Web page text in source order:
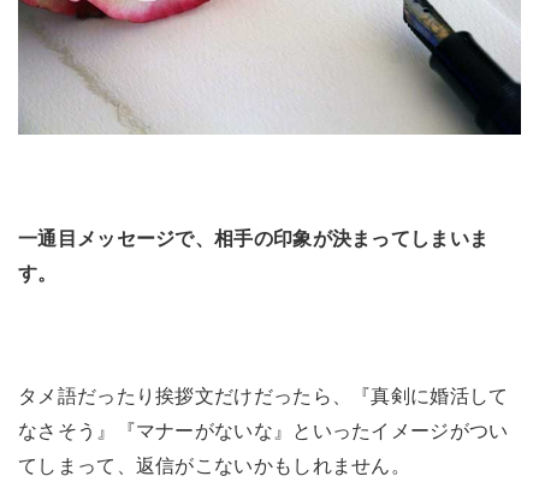
一通目メッセージで、相手の印象が決まってしまいま
す。
タメ語だったり挨拶文だけだったら、『真剣に婚活して
なさそう』『マナーがないな』といったイメージがつい
てしまって、返信がこないかもしれません。